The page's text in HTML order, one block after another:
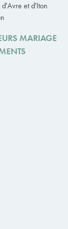
et d'Iton
MARIAGE